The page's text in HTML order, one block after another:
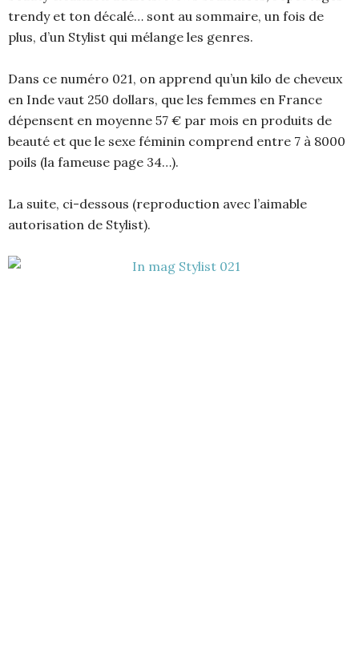
trendy et ton décalé… sont au sommaire, un fois de
plus, d’un Stylist qui mélange les genres.
Dans ce numéro 021, on apprend qu’un kilo de cheveux
en Inde vaut 250 dollars, que les femmes en France
dépensent en moyenne 57 € par mois en produits de
beauté et que le sexe féminin comprend entre 7 à 8000
poils (la fameuse page 34…).
La suite, ci-dessous (reproduction avec l’aimable
autorisation de Stylist).